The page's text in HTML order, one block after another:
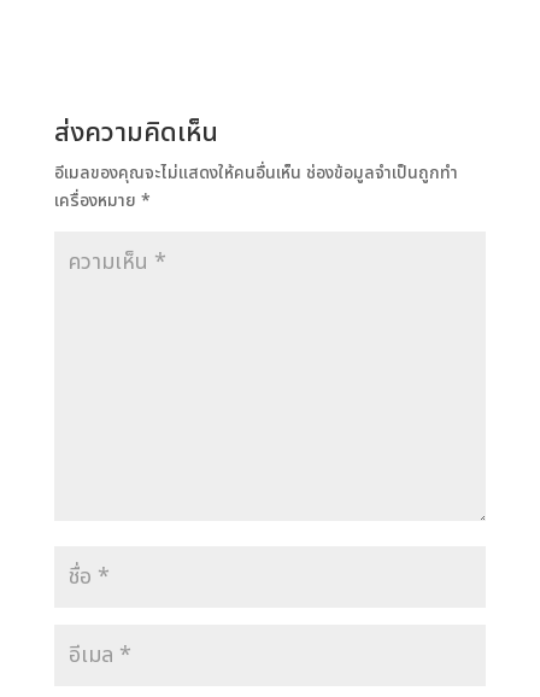
ส่งความคิดเห็น
อีเมลของคุณจะไม่แสดงให้คนอื่นเห็น ช่องข้อมูลจำเป็นถูกทำ
เครื่องหมาย *